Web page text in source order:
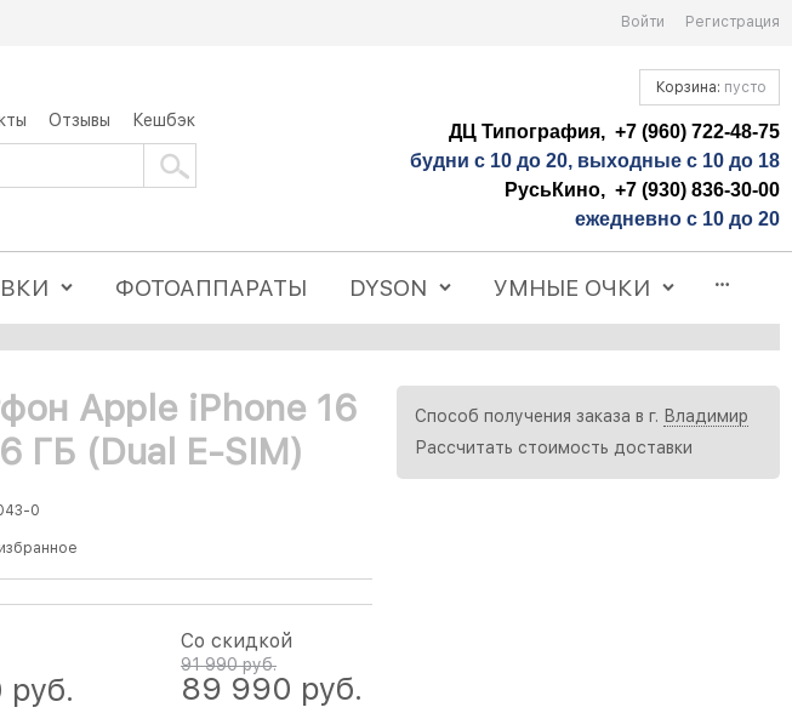
Войти Регистрация
Отзывы Кешбэк
Корзина: пусто
ДЦ Типография, +7 (960) 722-48-75
будни с 10 до 20, выходные с 10 до 18
РусьКино, +7 (930) 836-30-00
ежедневно с 10 до 20
ФОТОАППАРАТЫ DYSON УМНЫЕ ОЧКИ
Apple iPhone 16
ГБ (Dual E-SIM)
0
91 990 руб.
89 990 руб.
Со скидкой
руб.
Способ получения заказа в г. Владимир
Рассчитать стоимость доставки